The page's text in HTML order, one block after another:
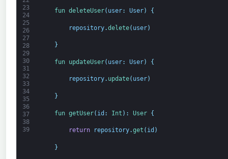
23
24
25
26
27
28
29
30
31
32
33
34
35
36
37
38
39
fun deleteUser( user: User) {
repository.delete( user)
}
fun updateUser( user: User) {
repository. update( user)
}
fun getUser( id : Int ) : User {
return repository.get ( id )
}